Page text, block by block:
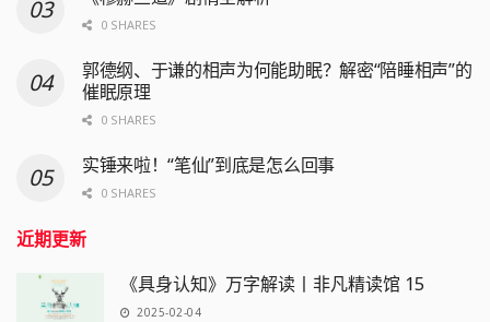
0 SHARES
郭德纲、于谦的相声为何能助眠？解密“陪睡相声”的
催眠原理
0 SHARES
实锤来啦！“笔仙”到底是怎么回事
0 SHARES
近期更新
《具身认知》万字解读丨非凡精读馆 15
2025-02-04